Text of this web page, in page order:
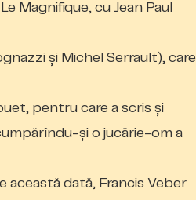
Le Magnifique, cu Jean Paul
şi Michel Serrault), care
, pentru care a scris şi
şi o jucărie-om a
această dată, Francis Veber